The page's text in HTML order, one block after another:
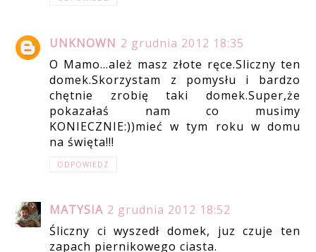
UNKNOWN 2 grudnia 2012 18:35
O Mamo...ależ masz złote ręce.Sliczny ten
domek.Skorzystam z pomysłu i bardzo
chętnie zrobię taki domek.Super,że
pokazałaś nam co musimy
KONIECZNIE:))mieć w tym roku w domu
na święta!!!
ODPOWIEDZ
MATYSIA 2 grudnia 2012 18:52
Śliczny ci wyszedł domek, juz czuje ten
zapach piernikowego ciasta.